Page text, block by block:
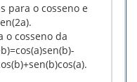
para o cosseno e
o cosseno da